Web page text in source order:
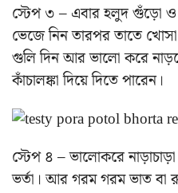
স্টেপ ৩ – এবার হলুদ গুঁড়ো ও
ভেজে নিন তারপর তাতে
গুলি দিন আর ভালো করে
কাঁচালঙ্কা দিয়ে দিতে পারেন।
স্টেপ ৪ – ভালোকরে
ভর্তা। আর গরম গরম ভাত বা